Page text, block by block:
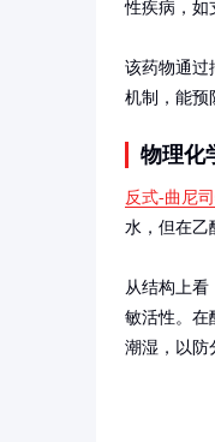
性疾病，如
该药物通过
机制，能预
物理化
反式-曲尼
水，但在乙
从结构上看
敏活性。在
潮湿，以防